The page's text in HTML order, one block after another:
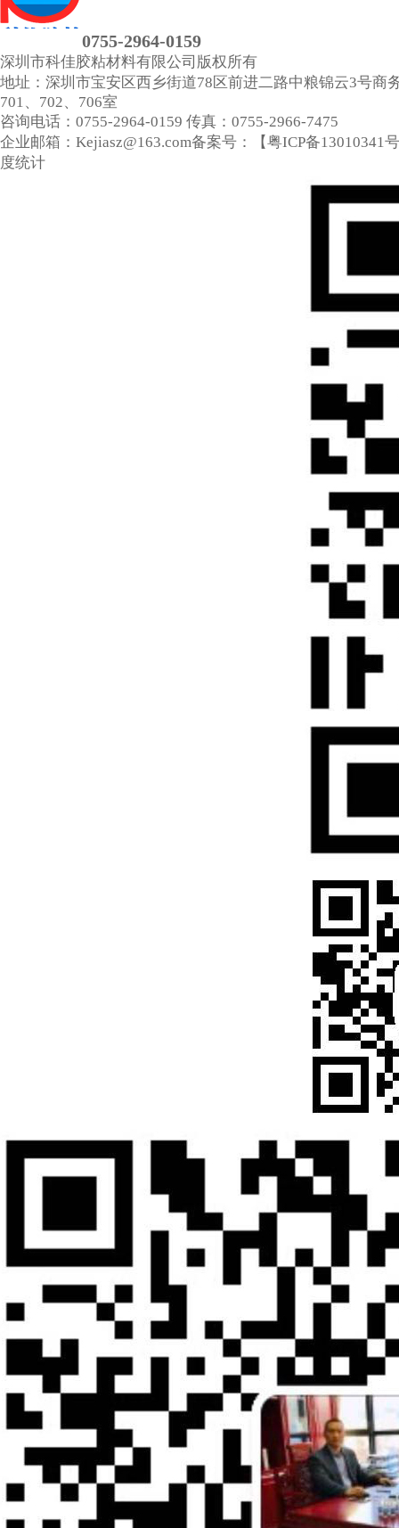
0755-2964-0159
深圳市科佳胶粘材料有限公司 版权所有
地址：深圳市宝安区西乡街道78区前进二路中粮锦云3号商
701、702、706室
咨询电话：0755-2964-0159 传真：0755-2966-7475
企业邮箱：Kejiasz@163.com备案号：【粤ICP备13010341号
度统计